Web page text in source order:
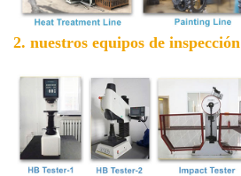
2. nuestros equipos de inspección